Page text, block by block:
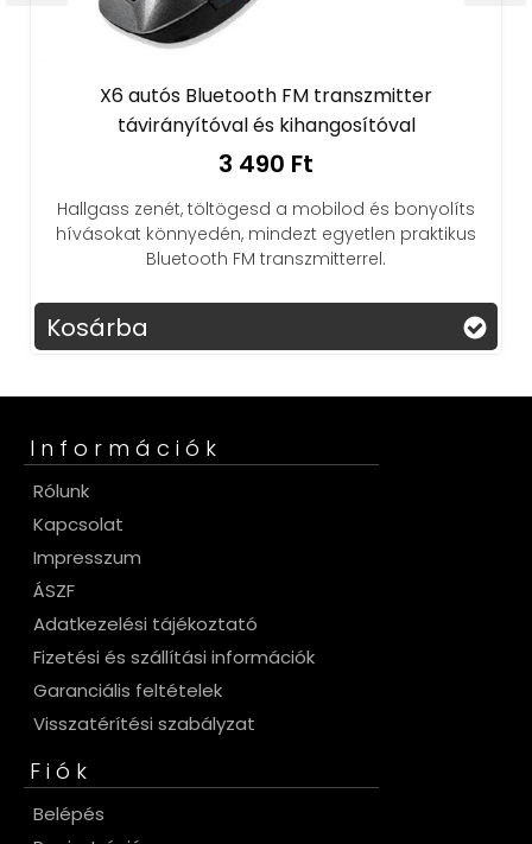
X6 autós Bluetooth FM transzmitter
távirányítóval és kihangosítóval
3 490 Ft
Hallgass zenét, töltögesd a mobilod és bonyolíts
hívásokat könnyedén, mindezt egyetlen praktikus
Bluetooth FM transzmitterrel.
Kosárba
Információk
Rólunk
Kapcsolat
Impresszum
ÁSZF
Adatkezelési tájékoztató
Fizetési és szállítási információk
Garanciális feltételek
Visszatérítési szabályzat
Fiók
Belépés